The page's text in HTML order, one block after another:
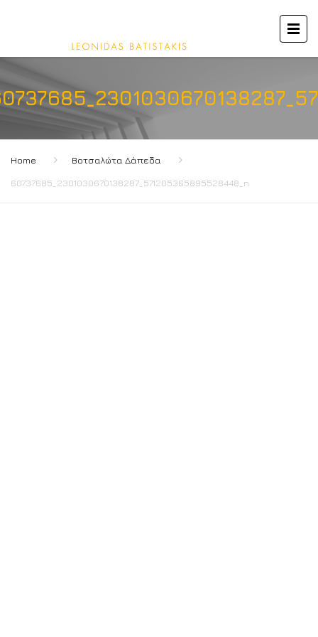
Home
Βοτσαλώτα Δάπεδα
60737685_2301030670138287_571205365895528448_n